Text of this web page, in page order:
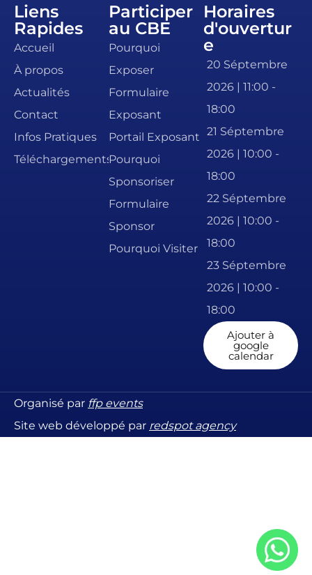
Liens
Rapides
Accueil
À propos
Actualités
Contact
Infos Pratiques
Téléchargements
Participer
au CBE
Pourquoi
Exposer
Formulaire
Exposant
Portail Exposant
Pourquoi
Sponsoriser
Formulaire
Sponsor
Pourquoi Visiter
Horaires
d'ouvertur
e
20 Séptembre
2026 | 11:00 -
18:00
21 Séptembre
2026 | 10:00 -
18:00
22 Séptembre
2026 | 10:00 -
18:00
23 Séptembre
2026 | 10:00 -
18:00
Ajouter à
google
calendar
Organisé par ffp events
Site web développé par redspot agency